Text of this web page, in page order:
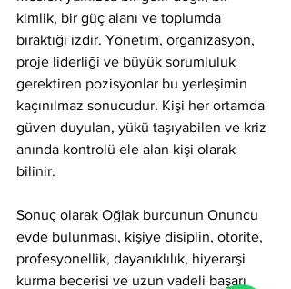
kimlik, bir güç alanı ve toplumda
bıraktığı izdir. Yönetim, organizasyon,
proje liderliği ve büyük sorumluluk
gerektiren pozisyonlar bu yerleşimin
kaçınılmaz sonucudur. Kişi her ortamda
güven duyulan, yükü taşıyabilen ve kriz
anında kontrolü ele alan kişi olarak
bilinir.
Sonuç olarak Oğlak burcunun Onuncu
evde bulunması, kişiye disiplin, otorite,
profesyonellik, dayanıklılık, hiyerarşi
kurma becerisi ve uzun vadeli başarı